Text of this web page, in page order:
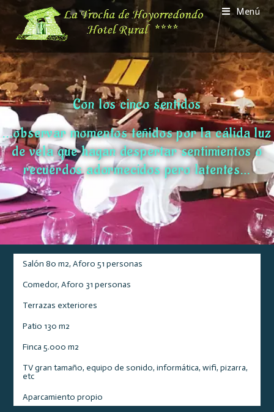
Menú
Con los cinco sentidos
...observar momentos teñidos por la cálida luz
de vela que hagan despertar sentimientos o
recuerdos adormecidos pero latentes…
Salón 80 m2, Aforo 51 personas
Comedor, Aforo 31 personas
Terrazas exteriores
Patio 130 m2
Finca 5.000 m2
TV gran tamaño, equipo de sonido, informática, wifi, pizarra,
etc
Aparcamiento propio